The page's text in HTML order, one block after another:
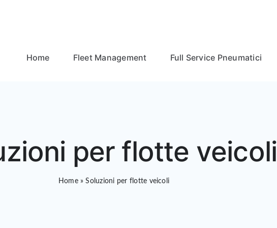
Home Fleet Management Full Service Pneumatici
per flotte veicoli
Home»Soluzioni per flotte veicoli